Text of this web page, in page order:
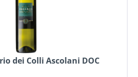
dei Colli Ascolani DOC